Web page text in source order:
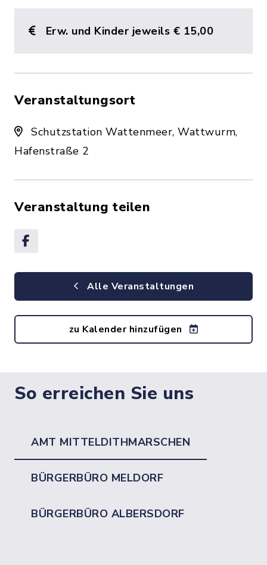
Erw. und Kinder jeweils € 15,00
Veranstaltungsort
Schutzstation Wattenmeer, Wattwurm,
Hafenstraße 2
Veranstaltung teilen
Alle Veranstaltungen
zu Kalender hinzufügen
So erreichen Sie uns
AMT MITTELDITHMARSCHEN
BÜRGERBÜRO MELDORF
BÜRGERBÜRO ALBERSDORF